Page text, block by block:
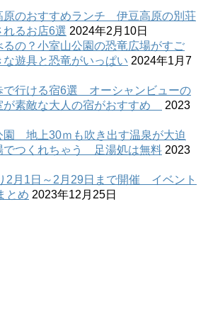
原のおすすめランチ 伊豆高原の別荘
るお店6選 2024年2月10日
るの？小室山公園の恐竜広場がすご
遊具と恐竜がいっぱい 2024年1月7
で行ける宿6選 オーシャンビューの
が素敵な大人の宿がおすすめ
2023
園 地上30ｍも吹き出す温泉が大迫
つくれちゃう 足湯処は無料 2023
2月1日～2月29日まで開催 イベント
とめ 2023年12月25日